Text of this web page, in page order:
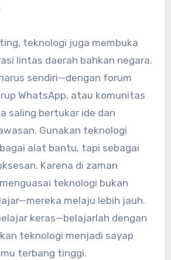
teknologi juga membuka
lintas daerah bahkan negara.
sendiri—dengan forum
WhatsApp, atau komunitas
saling bertukar ide dan
Gunakan teknologi
alat bantu, tapi sebagai
Karena di zaman
teknologi bukan
melaju lebih jauh.
keras—belajarlah dengan
teknologi menjadi sayap
terbang tinggi.